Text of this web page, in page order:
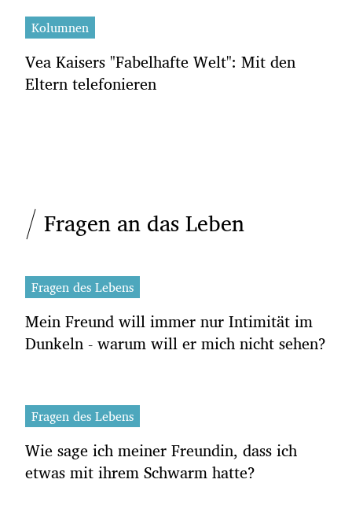
Kolumnen
Vea Kaisers "Fabelhafte Welt": Mit den
Eltern telefonieren
Fragen an das Leben
Fragen des Lebens
Mein Freund will immer nur Intimität im
Dunkeln - warum will er mich nicht sehen?
Fragen des Lebens
Wie sage ich meiner Freundin, dass ich
etwas mit ihrem Schwarm hatte?